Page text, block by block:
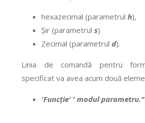
hexazecimal (parametrul h),
Șir (parametrul s)
Zecimal (parametruld).
Linia de comandă pentru
specificat va avea acum două
'Funcție' ' modul parametru."